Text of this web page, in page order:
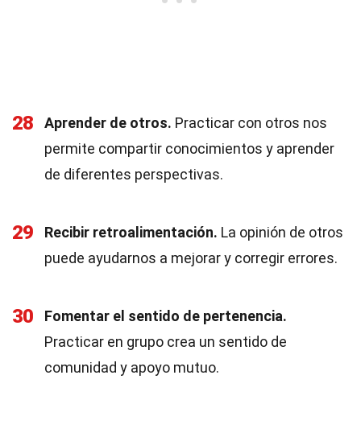
28 Aprender de otros. Practicar con otros nos
permite compartir conocimientos y aprender
de diferentes perspectivas.
29 Recibir retroalimentación. La opinión de otros
puede ayudarnos a mejorar y corregir errores.
30
Fomentar el sentido de pertenencia.
Practicar en grupo crea un sentido de
comunidad y apoyo mutuo.